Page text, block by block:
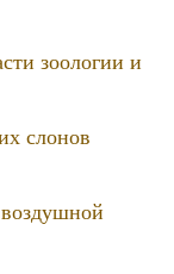
зоологии и
слонов